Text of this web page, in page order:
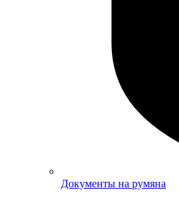
Документы на румяна